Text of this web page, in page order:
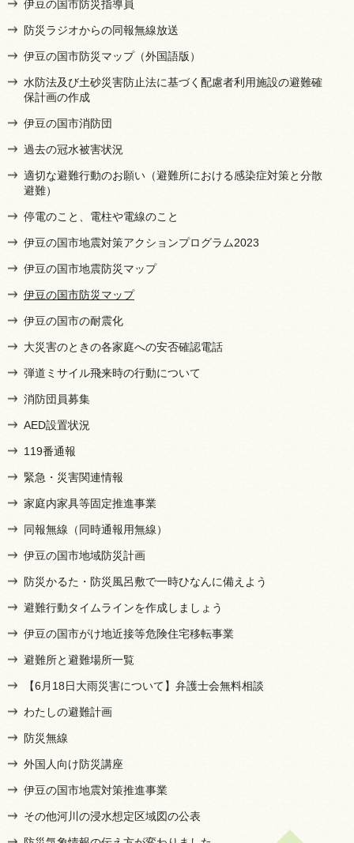
伊豆の国市防災指導員
防災ラジオからの同報無線放送
伊豆の国市防災マップ（外国語版）
水防法及び土砂災害防止法に基づく配慮者利用施設の避難確
保計画の作成
伊豆の国市消防団
過去の冠水被害状況
適切な避難行動のお願い（避難所における感染症対策と分散
避難）
停電のこと、電柱や電線のこと
伊豆の国市地震対策アクションプログラム2023
伊豆の国市地震防災マップ
伊豆の国市防災マップ
伊豆の国市の耐震化
大災害のときの各家庭への安否確認電話
弾道ミサイル飛来時の行動について
消防団員募集
AED設置状況
119番通報
緊急・災害関連情報
家庭内家具等固定推進事業
同報無線（同時通報用無線）
伊豆の国市地域防災計画
防災かるた・防災風呂敷で一時ひなんに備えよう
避難行動タイムラインを作成しましょう
伊豆の国市がけ地近接等危険住宅移転事業
避難所と避難場所一覧
【6月18日大雨災害について】弁護士会無料相談
わたしの避難計画
防災無線
外国人向け防災講座
伊豆の国市地震対策推進事業
その他河川の浸水想定区域図の公表